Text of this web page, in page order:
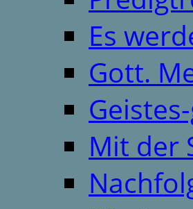
Es
Gott.
Mit der